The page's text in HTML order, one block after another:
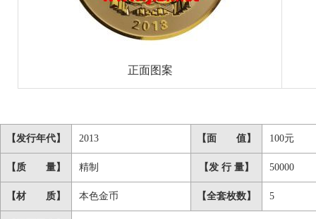
正面图案
【发行年代】 2013 【面 值】 100元
【质 量】 精制 【发 行 量】 50000
【材 质】 本色金币 【全套枚数】 5